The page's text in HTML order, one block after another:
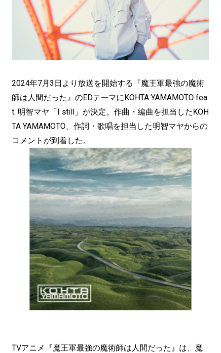
2024年7月3日より放送を開始する『魔王軍最強の魔術
師は人間だった』のEDテーマにKOHTA YAMAMOTO fea
t. 明智マヤ「I still」が決定。作曲・編曲を担当したKOH
TA YAMAMOTO、作詞・歌唱を担当した明智マヤからの
コメントが到着した。
TVアニメ『魔王軍最強の魔術師は人間だった』は、魔